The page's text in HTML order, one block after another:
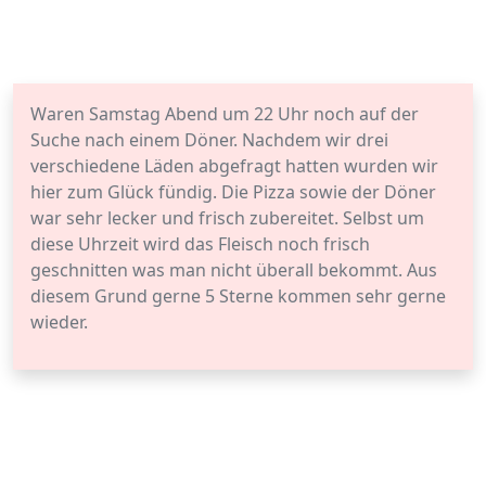
Waren Samstag Abend um 22 Uhr noch auf der
Suche nach einem Döner. Nachdem wir drei
verschiedene Läden abgefragt hatten wurden wir
hier zum Glück fündig. Die Pizza sowie der Döner
war sehr lecker und frisch zubereitet. Selbst um
diese Uhrzeit wird das Fleisch noch frisch
geschnitten was man nicht überall bekommt. Aus
diesem Grund gerne 5 Sterne kommen sehr gerne
wieder.